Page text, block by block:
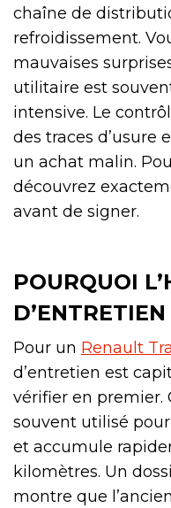
chaîne de
refroidissement.
mauvaises
utilitaire est
intensive. Le
des traces
un achat malin.
découvrez
avant de signer.
POURQUOI
Pour un Renault
d’entretien est
vérifier en premier.
souvent utilisé
et accumule
kilomètres. Un
montre que